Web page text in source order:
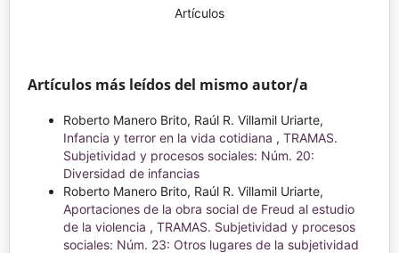
Artículos
Artículos más leídos del mismo autor/a
Roberto Manero Brito, Raúl R. Villamil Uriarte,
Infancia y terror en la vida cotidiana , TRAMAS.
Subjetividad y procesos sociales: Núm. 20:
Diversidad de infancias
Roberto Manero Brito, Raúl R. Villamil Uriarte,
Aportaciones de la obra social de Freud al estudio
de la violencia , TRAMAS. Subjetividad y procesos
sociales: Núm. 23: Otros lugares de la subjetividad